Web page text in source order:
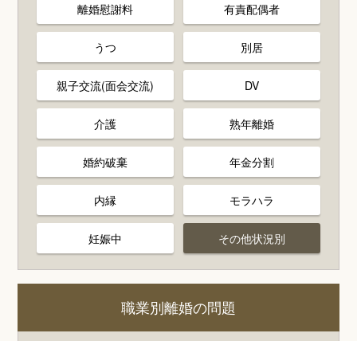
離婚慰謝料 有責配偶者
うつ 別居
親子交流(面会交流) DV
介護 熟年離婚
婚約破棄 年金分割
内縁 モラハラ
妊娠中 その他状況別
職業別離婚の問題